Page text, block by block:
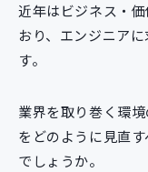
近年はビジネス・
おり、エンジニア
す。
業界を取り巻く環
をどのように見直
でしょうか。